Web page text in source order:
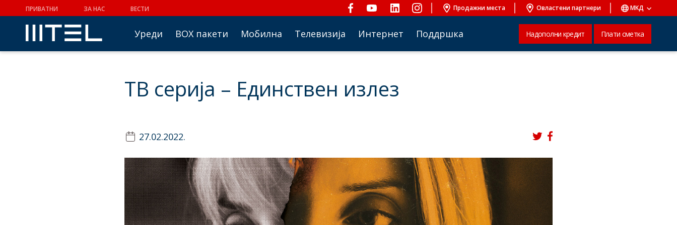
ПРИВАТНИ ЗА НАС ВЕСТИ Продажни места Овластени партнери MKД
Уреди BOX пакети Мобилна Телевизија Интернет Поддршка Надополни кредит Плати сметка
TВ серија – Единствен излез
27.02.2022.